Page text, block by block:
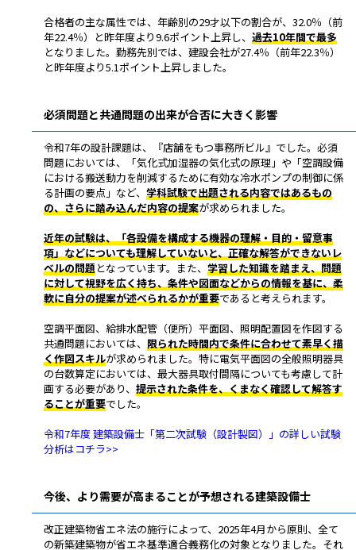
合格者の主な属性では、年齢別の29才以下の割合が、32.0％（前
年22.4％）と昨年度より9.6ポイント上昇し、 過去10年間で最多
となりました。勤務先別では、建設会社が27.4％（前年22.3％）
と昨年度より5.1ポイント上昇しました。
必須問題と共通問題の出来が合否に大きく影響
令和7年の設計課題は、『店舗をもつ事務所ビル』でした。必須
問題においては、「気化式加湿器の気化式の原理」や「空調設備
における搬送動力を削減するために有効な冷水ポンプの制御に係
る計画の要点」など、 学科試験で出題される内容ではあるもの
の、さらに踏み込んだ内容の提案が求められました。
近年の試験は、「各設備を構成する機器の理解・目的・留意事
項」などについても理解していないと、正確な解答ができないレ
ベルの問題となっています。また、 学習した知識を踏まえ、問題
に対して視野を広く持ち、条件や図面などからの情報を基に、柔
軟に自分の提案が述べられるかが重要であると考えられます。
空調平面図、給排水配管（便所）平面図、照明配置図を作図する
共通問題においては、 限られた時間内で条件に合わせて素早く描
く作図スキルが求められました。特に電気平面図の全般照明器具
の台数算定においては、最大器具取付間隔についても考慮して計
画する必要があり、 提示された条件を、くまなく確認して解答す
ることが重要でした。
令和7年度 建築設備士「第二次試験（設計製図）」の詳しい試験
分析はコチラ>>
今後、より需要が高まることが予想される建築設備士
改正建築物省エネ法の施行によって、2025年4月から原則、全て
の新築建築物が省エネ基準適合義務化の対象となりました。それ